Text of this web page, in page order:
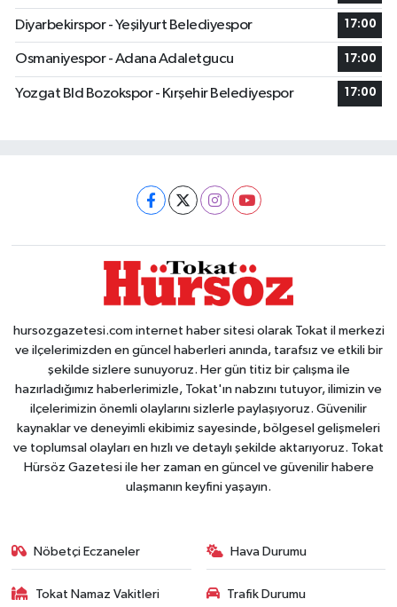
Diyarbekirspor - Yeşilyurt Belediyespor 17:00
Osmaniyespor - Adana Adaletgucu 17:00
Yozgat Bld Bozokspor - Kırşehir Belediyespor 17:00
hursozgazetesi.com internet haber sitesi olarak Tokat il merkezi
ve ilçelerimizden en güncel haberleri anında, tarafsız ve etkili bir
şekilde sizlere sunuyoruz. Her gün titiz bir çalışma ile
hazırladığımız haberlerimizle, Tokat'ın nabzını tutuyor, ilimizin ve
ilçelerimizin önemli olaylarını sizlerle paylaşıyoruz. Güvenilir
kaynaklar ve deneyimli ekibimiz sayesinde, bölgesel gelişmeleri
ve toplumsal olayları en hızlı ve detaylı şekilde aktarıyoruz. Tokat
Hürsöz Gazetesi ile her zaman en güncel ve güvenilir habere
ulaşmanın keyfini yaşayın.
Nöbetçi Eczaneler Hava Durumu
Tokat Namaz Vakitleri Trafik Durumu